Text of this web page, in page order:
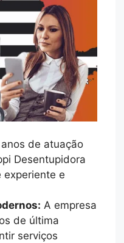
de atuação
Desentupidora
experiente e
A empresa
de última
serviços